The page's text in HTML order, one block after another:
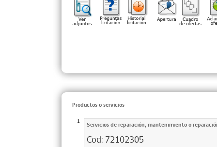
Productos o servicios
1 Servicios de reparación, mantenimiento o
Cod: 72102305